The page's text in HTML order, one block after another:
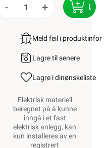
- +
Meld feil i
Lagre til senere
Lagre i dinønskeliste
Elektrisk materiell
beregnet på å kunne
inngå i et fast
elektrisk anlegg, kan
kun installeres av en
registrert